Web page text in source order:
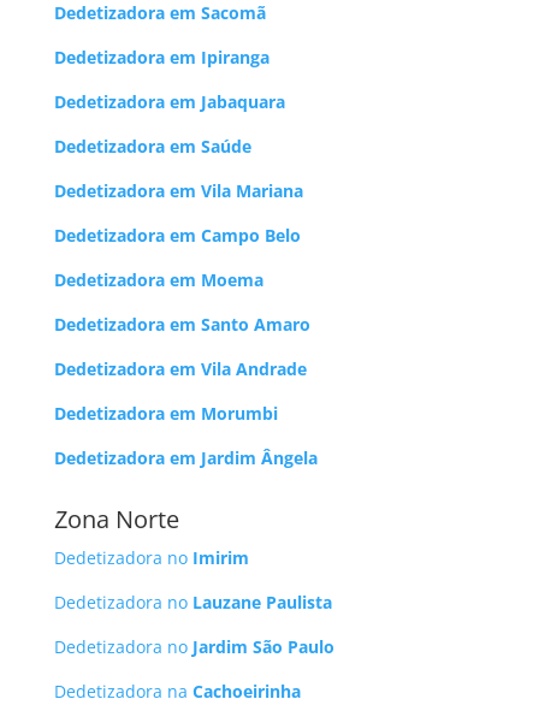
Dedetizadora em Sacomã
Dedetizadora em Ipiranga
Dedetizadora em Jabaquara
Dedetizadora em Saúde
Dedetizadora em Vila Mariana
Dedetizadora em Campo Belo
Dedetizadora em Moema
Dedetizadora em Santo Amaro
Dedetizadora em Vila Andrade
Dedetizadora em Morumbi
Dedetizadora em Jardim Ângela
Zona Norte
Dedetizadora no Imirim
Dedetizadora no Lauzane Paulista
Dedetizadora no Jardim São Paulo
Dedetizadora na Cachoeirinha